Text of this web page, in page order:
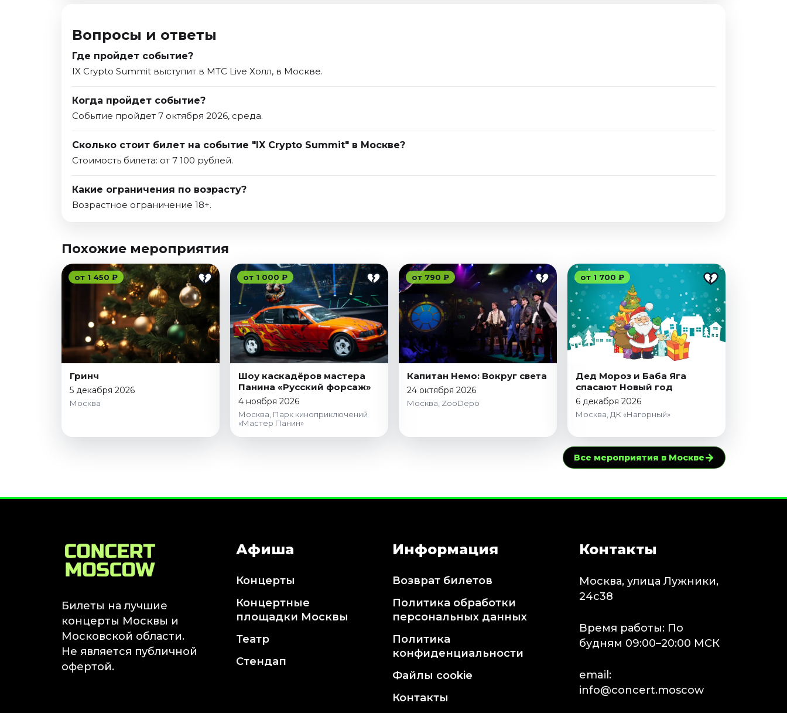
Вопросы и ответы
Где пройдет событие?
IX Crypto Summit выступит в MTC Live Холл, в Москве.
Когда пройдет событие?
Событие пройдет 7 октября 2026, среда.
Сколько стоит билет на событие "IX Crypto Summit" в Москве?
Стоимость билета: от 7 100 рублей.
Какие ограничения по возрасту?
Возрастное ограничение 18+.
Похожие мероприятия
от 1 450 ₽
Гринч
5 декабря 2026
Москва
от 1 000 ₽
Шоу каскадёров мастера
Панина «Русский форсаж»
4 ноября 2026
Москва, Парк киноприключений
«Мастер Панин»
от 790 ₽
Капитан Немо: Вокруг света
24 октября 2026
Москва, ZooDepo
от 1 700 ₽
Дед Мороз и Баба Яга
спасают Новый год
6 декабря 2026
Москва, ДК «Нагорный»
Все мероприятия в Москве→
Билеты на лучшие
концерты Москвы и
Московской области.
Не является публичной
офертой.
Афиша
Концерты
Концертные
площадки Москвы
Театр
Стендап
Информация
Возврат билетов
Политика обработки
персональных данных
Политика
конфиденциальности
Файлы cookie
Контакты
Контакты
Москва, улица Лужники,
24с38
Время работы: По
будням 09:00–20:00 МСК
email:
info@concert.moscow